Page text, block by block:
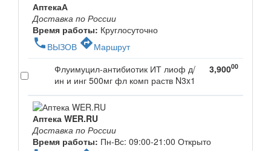
АптекаА
Доставка по России
Время работы: Круглосуточно
phone ВЫЗОВ directionsМаршрут
Флуимуцил-антибиотик ИТ лиоф д/
ин и инг 500мг фл комп раств N3x1
3,90000
Аптека WER.RU
Доставка по России
Время работы: Пн-Вс: 09:00-21:00 Открыто